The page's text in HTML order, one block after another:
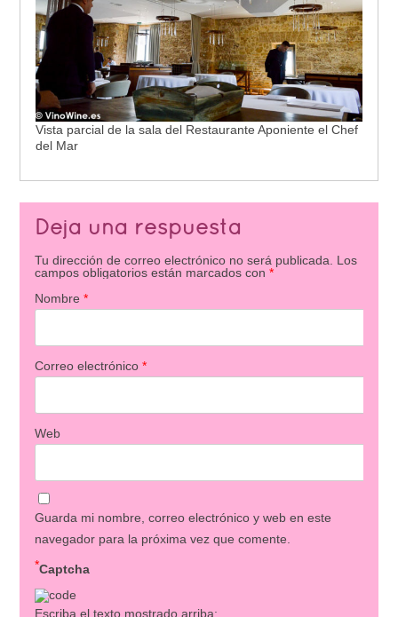
Vista parcial de la sala del Restaurante Aponiente el Chef
del Mar
Deja una respuesta
Tu dirección de correo electrónico no será publicada.
Los
campos obligatorios están marcados con *
Nombre *
Correo electrónico *
Web
Guarda mi nombre, correo electrónico y web en este
navegador para la próxima vez que comente.
Captcha
*
Escriba el texto mostrado arriba: